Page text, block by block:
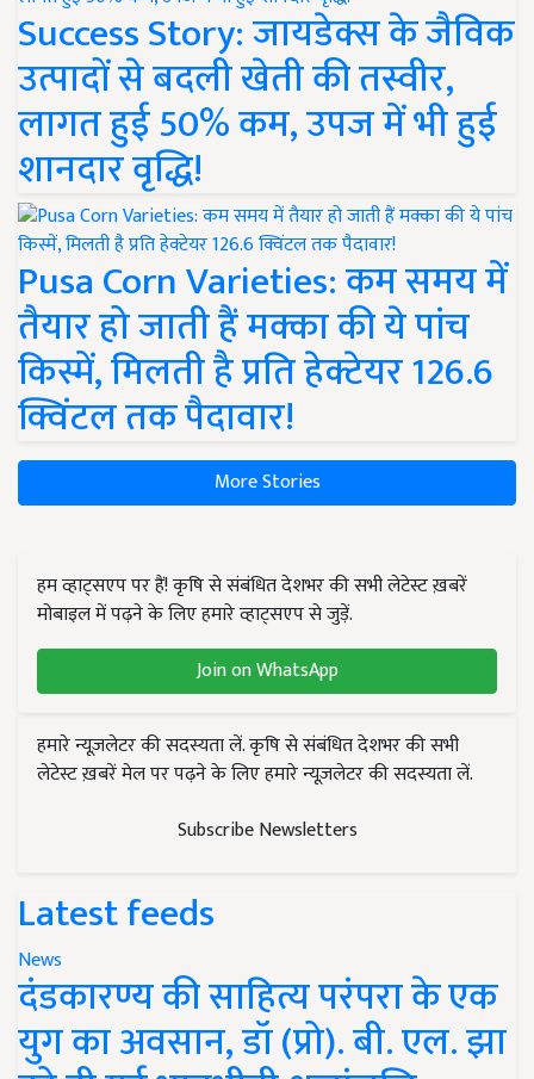
Success Story: जायडेक्स के जैविक
उत्पादों से बदली खेती की तस्वीर,
लागत हुई 50% कम, उपज में भी हुई
शानदार वृद्धि!
Pusa Corn Varieties: कम समय में
तैयार हो जाती हैं मक्का की ये पांच
किस्में, मिलती है प्रति हेक्टेयर 126.6
क्विंटल तक पैदावार!
More Stories
हम व्हाट्सएप पर हैं! कृषि से संबंधित देशभर की सभी लेटेस्ट ख़बरें
मोबाइल में पढ़ने के लिए हमारे व्हाट्सएप से जुड़ें.
Join on WhatsApp
हमारे न्यूज़लेटर की सदस्यता लें. कृषि से संबंधित देशभर की सभी
लेटेस्ट ख़बरें मेल पर पढ़ने के लिए हमारे न्यूज़लेटर की सदस्यता लें.
Subscribe Newsletters
Latest feeds
News
दंडकारण्य की साहित्य परंपरा के एक
युग का अवसान, डॉ (प्रो). बी. एल. झा